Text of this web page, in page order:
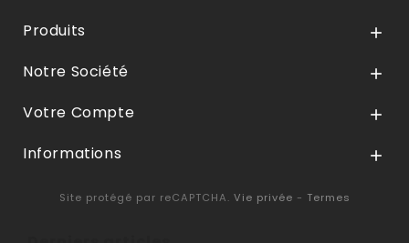
Produits 
Notre Société 
Votre Compte 
Informations 
Site protégé par reCAPTCHA. Vie privée - Termes